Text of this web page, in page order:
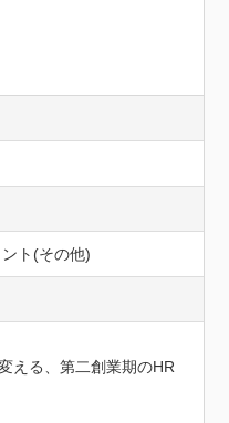
ト(その他)
える、第二創業期のHR